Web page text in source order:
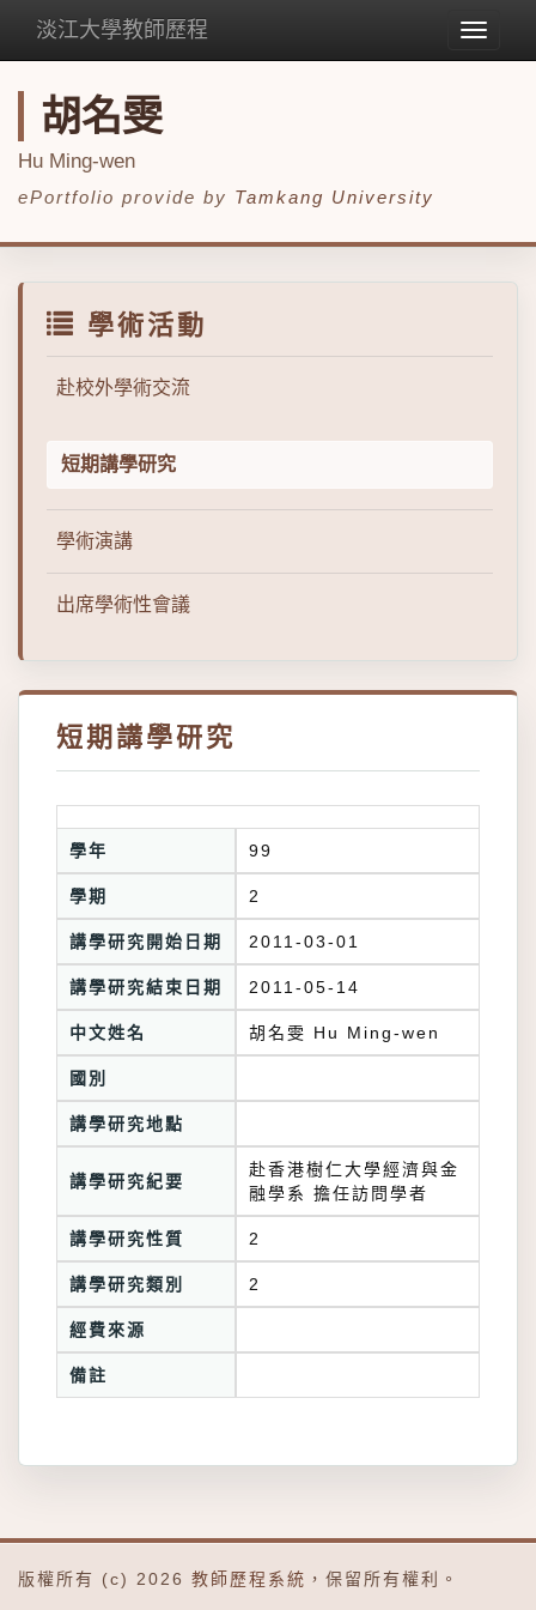
Toggle
淡江大學教師歷程
胡名雯
Hu Ming-wen
ePortfolio provide by Tamkang University
學術活動
赴校外學術交流
短期講學研究
學術演講
出席學術性會議
短期講學研究
學年 99
學期 2
講學研究開始日期 2011-03-01
講學研究結束日期 2011-05-14
中文姓名 胡名雯 Hu Ming-wen
國別
講學研究地點
講學研究紀要
赴香港樹仁大學經濟與金
融學系 擔任訪問學者
講學研究性質 2
講學研究類別 2
經費來源
備註
版權所有 (c) 2026 教師歷程系統 ，保留所有權利。